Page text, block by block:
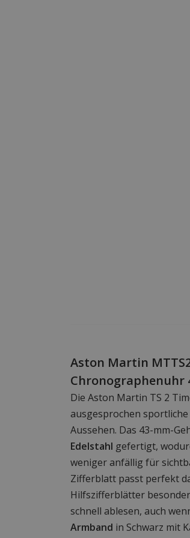
Aston Martin
Chronographenuhr
Die Aston Martin TS 2
ausgesprochen
Aussehen. Das 43-mm-
Edelstahl gefertigt,
weniger anfällig für
Zifferblatt passt perfekt
Hilfszifferblätter
schnell ablesen, auch
Armband in Schwarz mit